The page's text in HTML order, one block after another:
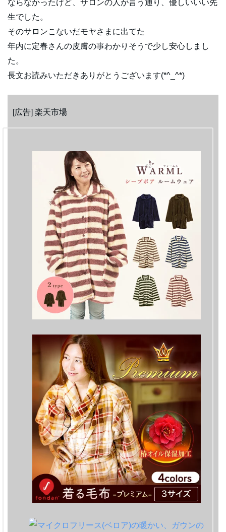
ならなかったけど、サロンの人が言う通り、優しいいい先
生でした。
そのサロンこないだモヤさまに出てた
年内に定春さんの皮膚の事わかりそうで少し安心しまし
た。
長文お読みいただきありがとうございます(*^_^*)
[広告] 楽天市場